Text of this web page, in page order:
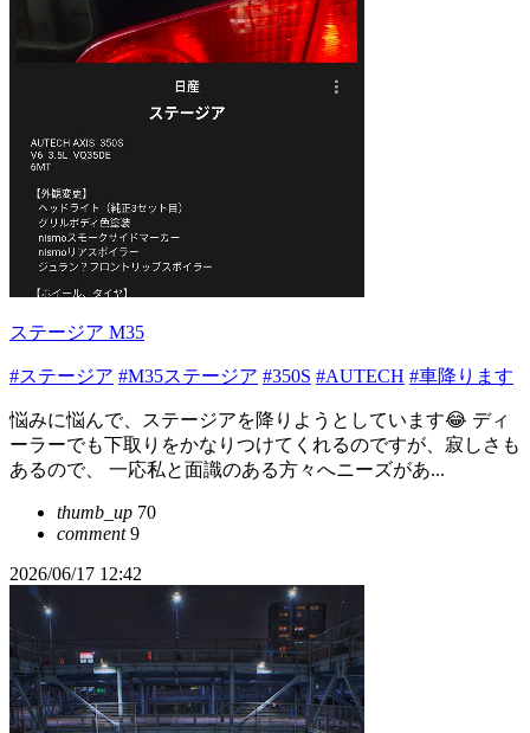
ステージア M35
#ステージア #M35ステージア #350S #AUTECH #車降ります
悩みに悩んで、ステージアを降りようとしています😂 ディ
ーラーでも下取りをかなりつけてくれるのですが、寂しさも
あるので、 一応私と面識のある方々へニーズがあ...
thumb_up 70
comment9
2026/06/17 12:42